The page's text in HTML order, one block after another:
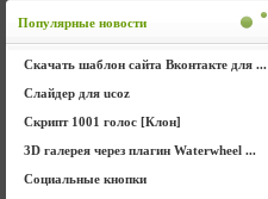
Популярные новости
Скачать шаблон сайта Вконтакте для ...
Слайдер для ucoz
Скрипт 1001 голос [Клон]
3D галерея через плагин Waterwheel ...
Социальные кнопки